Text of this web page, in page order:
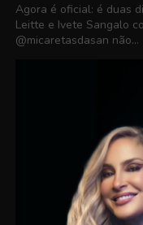
Agora é oficial: é duas
Leitte e Ivete Sangalo
@micaretasdasan não...